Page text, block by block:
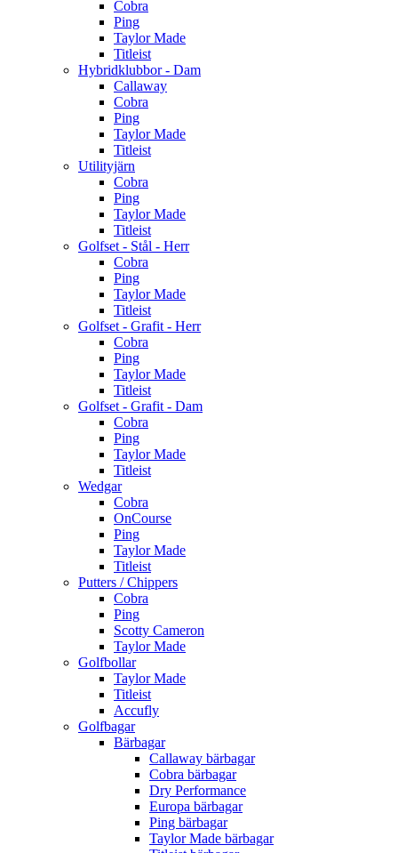
Cobra
Ping
Taylor Made
Titleist
Hybridklubbor - Dam
Callaway
Cobra
Ping
Taylor Made
Titleist
Utilityjärn
Cobra
Ping
Taylor Made
Titleist
Golfset - Stål - Herr
Cobra
Ping
Taylor Made
Titleist
Golfset - Grafit - Herr
Cobra
Ping
Taylor Made
Titleist
Golfset - Grafit - Dam
Cobra
Ping
Taylor Made
Titleist
Wedgar
Cobra
OnCourse
Ping
Taylor Made
Titleist
Putters / Chippers
Cobra
Ping
Scotty Cameron
Taylor Made
Golfbollar
Taylor Made
Titleist
Accufly
Golfbagar
Bärbagar
Callaway bärbagar
Cobra bärbagar
Dry Performance
Europa bärbagar
Ping bärbagar
Taylor Made bärbagar